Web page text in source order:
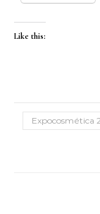
Like this:
Expocosmética